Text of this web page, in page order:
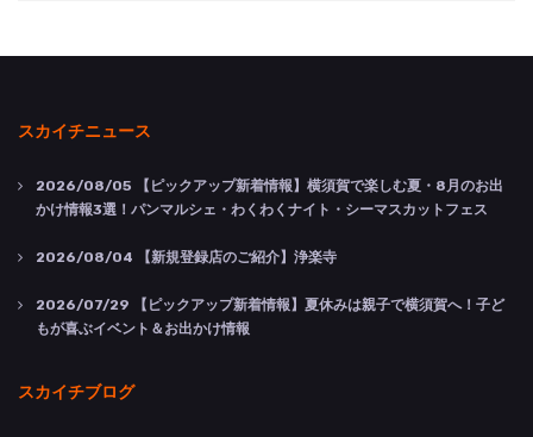
スカイチニュース
2026/08/05 【ピックアップ新着情報】横須賀で楽しむ夏・8月のお出
かけ情報3選！パンマルシェ・わくわくナイト・シーマスカットフェス
2026/08/04 【新規登録店のご紹介】浄楽寺
2026/07/29 【ピックアップ新着情報】夏休みは親子で横須賀へ！子ど
もが喜ぶイベント＆お出かけ情報
スカイチブログ